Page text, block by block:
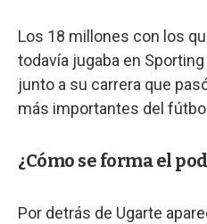
Los 18 millones con los
todavía jugaba en
junto a su carrera que
más importantes del
¿Cómo se forma el
Por detrás de Ugarte